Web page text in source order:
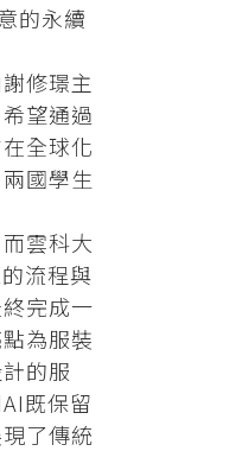
的永續
修璟主
望通過
全球化
國學生
雲科大
流程與
完成一
為服裝
的服
既保留
了傳統